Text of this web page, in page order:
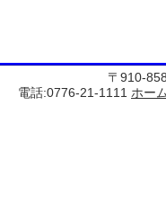
〒910-
電話:0776-21-1111 ホー